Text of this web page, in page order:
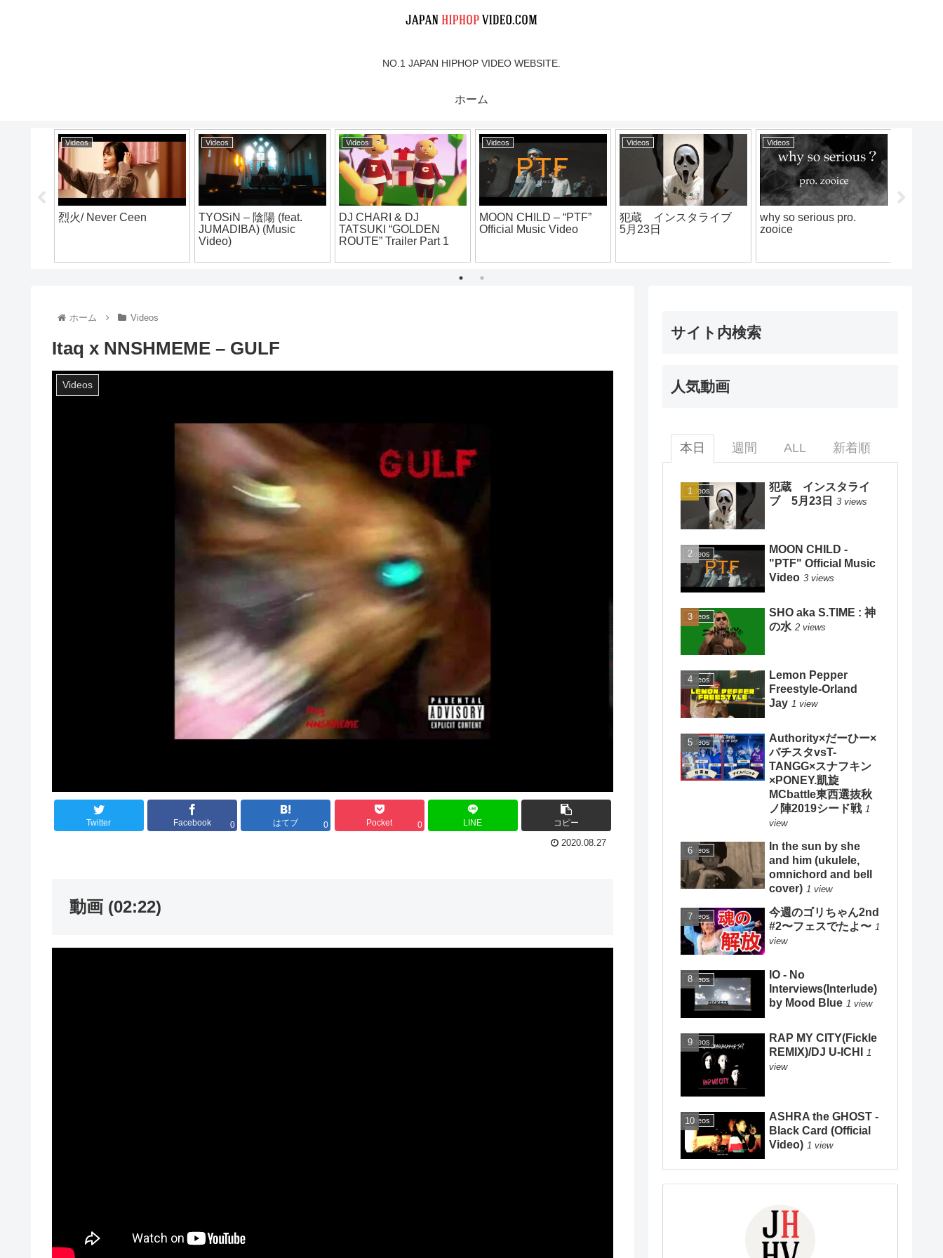
NO.1 JAPAN HIPHOP VIDEO WEBSITE.
ホーム
Never Ceen
Videos
TYOSiN – 陰陽 (feat.
JUMADIBA) (Music
Videos
DJ CHARI & DJ
TATSUKI “GOLDEN
ROUTE” Trailer Part 1
Videos
MOON CHILD – “PTF”
Official Music Video
Videos
犯蔵 インスタライブ
5月23日
Videos
why so serious pro.
Authority×だーひー×バ
2019シード戦
ホーム Videos
Itaq x NNSHMEME – GULF
Videos
Twitter Facebook 0 はてブ 0 Pocket 0 LINE コピー
2020.08.27
動画 (02:22)
サイト内検索
人気動画
本日 週間 ALL 新着順
Videos
犯蔵 インスタライ
ブ 5月23日 3 views
Videos
MOON CHILD -
"PTF" Official Music
Video 3 views
Videos
SHO aka S.TIME : 神
の水 2 views
Videos
Lemon Pepper
Freestyle-Orland
Jay 1 view
Videos
Authority×だーひー×
バチスタvsT-
TANGG×スナフキン
×PONEY.凱旋
MCbattle東西選抜秋
ノ陣2019シード戦 1
view
Videos
In the sun by she
and him (ukulele,
omnichord and bell
cover) 1 view
Videos
今週のゴリちゃん2nd
#2〜フェスでたよ〜 1
view
Videos
IO - No
Interviews(Interlude)
by Mood Blue 1 view
Videos
RAP MY CITY(Fickle
REMIX)/DJ U-ICHI
1
view
Videos
ASHRA the GHOST -
Black Card (Official
Video) 1 view